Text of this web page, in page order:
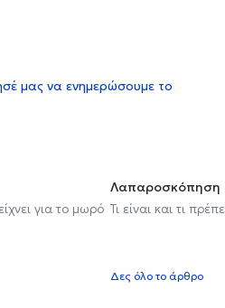
μας να ενημερώσουμε το
για το μωρό
Λαπαροσκόπηση
Τι είναι και τι
Δες όλο το άρθρο